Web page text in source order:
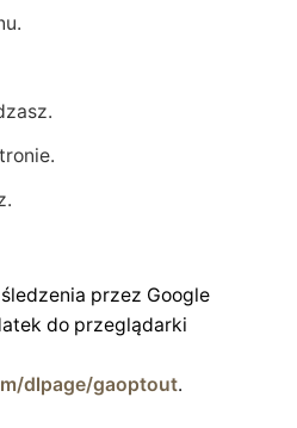
przez Google
do przeglądarki
dlpage/gaoptout.